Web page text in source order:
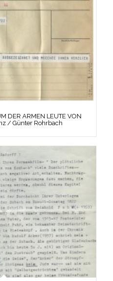
DER ARMEN LEUTE VON
/ Günter Rohrbach